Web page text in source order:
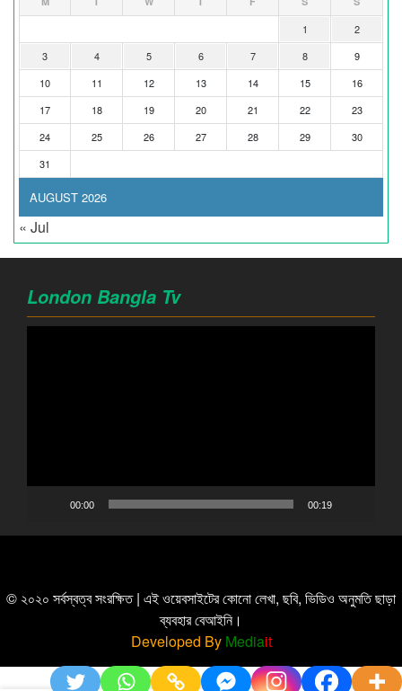
AUGUST 2026
1
2
3
4 5 6 7 8
9
10
11 12 13 14 15
16
17
18 19 20 21 22
23
24
25 26 27 28 29
30
31
« Jul
London Bangla Tv
00:00 00:19
© ২০২০ সর্বস্বত্ব সংরক্ষিত | এই ওয়েবসাইটের কোনো লেখা, ছবি, ভিডিও অনুমতি ছাড়া
ব্যবহার বেআইনি।
Developed By Mediait